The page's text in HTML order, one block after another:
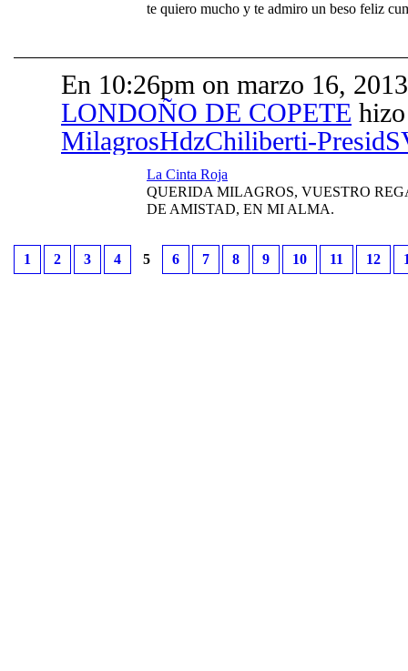
te quiero mucho y te admiro un beso feliz
En 10:26pm on marzo 16,
LONDOÑO DE COPETE hizo
MilagrosHdzChiliberti-
La Cinta Roja
QUERIDA MILAGROS, VUESTRO
DE AMISTAD, EN MI ALMA.
1 2 3 4 5 6 7 8 9 10 11 12